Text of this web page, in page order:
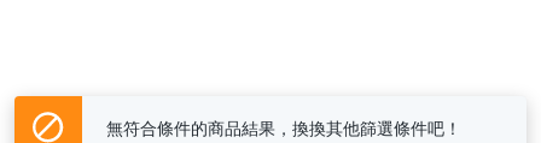
無符合條件的商品結果，換換其他篩選條件吧！